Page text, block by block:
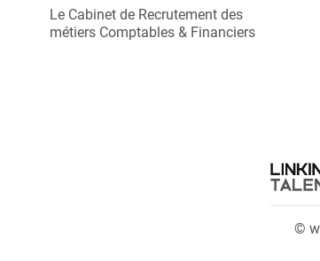
Le Cabinet de Recrutement des
métiers Comptables & Financiers
©